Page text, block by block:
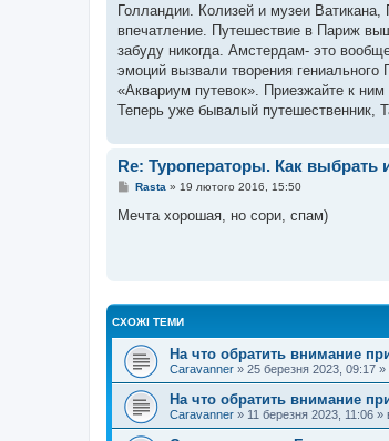
д
о
л
е
н
я
Голландии. Колизей и музеи
впечатление. Путешествие в Париж
забуду никогда. Амстердам- это
эмоций вызвали творения гениального
«Аквариум путевок». Приезжайте к
Теперь уже бывалый путешественник,
Re: Туроператоры. Как выбрать
П
в
н
н
Rasta » 19 лютого 2016, 15:50
Мечта хорошая, но сори, спам)
СХОЖІ ТЕМИ
На что обратить внимание
Caravanner » 25 березня 2023, 09:17 »
На что обратить внимание
Caravanner » 11 березня 2023, 11:06 »